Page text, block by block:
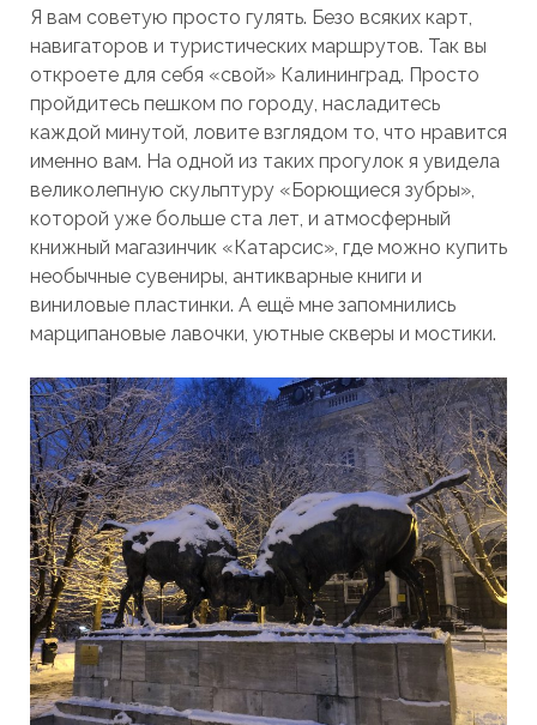
Я вам советую просто гулять. Безо всяких карт,
навигаторов и туристических маршрутов. Так вы
откроете для себя «свой» Калининград. Просто
пройдитесь пешком по городу, насладитесь
каждой минутой, ловите взглядом то, что нравится
именно вам. На одной из таких прогулок я увидела
великолепную скульптуру «Борющиеся зубры»,
которой уже больше ста лет, и атмосферный
книжный магазинчик «Катарсис», где можно купить
необычные сувениры, антикварные книги и
виниловые пластинки. А ещё мне запомнились
марципановые лавочки, уютные скверы и мостики.